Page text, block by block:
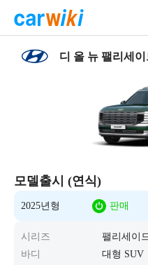
디 올 뉴 팰리세
모델출시 (연식)
2025년형 판매
시리즈
팰리세이
바디
대형 SUV